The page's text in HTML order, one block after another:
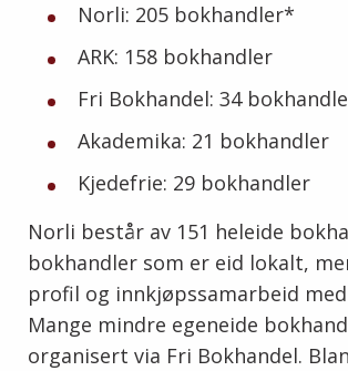
Norli: 205 bokhandler*
ARK: 158 bokhandler
Fri Bokhandel: 34
Akademika: 21 bokhandler
Kjedefrie: 29 bokhandler
Norli består av 151 heleide
bokhandler som er eid lokalt,
profil og innkjøpssamarbeid
Mange mindre egeneide
organisert via Fri Bokhandel.